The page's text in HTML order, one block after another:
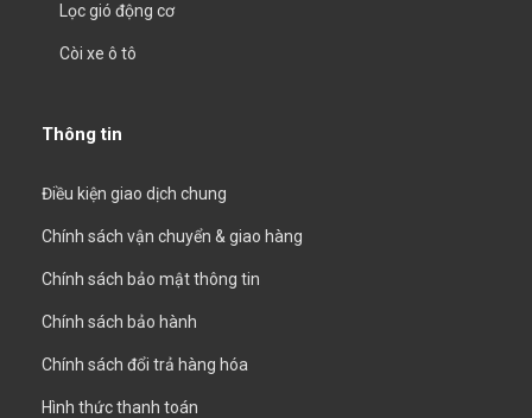
Lọc gió động cơ
Còi xe ô tô
Thông tin
Điều kiện giao dịch chung
Chính sách vận chuyển & giao hàng
Chính sách bảo mật thông tin
Chính sách bảo hành
Chính sách đổi trả hàng hóa
Hình thức thanh toán